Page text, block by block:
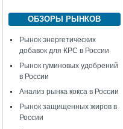
ОБЗОРЫ РЫНКОВ
Рынок энергетических
добавок для КРС в России
Рынок гуминовых удобрений
в России
Анализ рынка кокса в России
Рынок защищенных жиров в
России